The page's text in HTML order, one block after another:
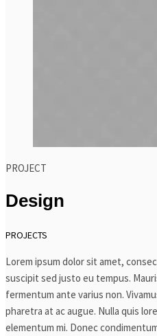
PROJECT
Design
PROJECTS
Lorem ipsum dolor sit amet,
suscipit sed justo eu tempus.
fermentum ante varius non.
pharetra at ac augue. Nulla quis
elementum mi. Donec